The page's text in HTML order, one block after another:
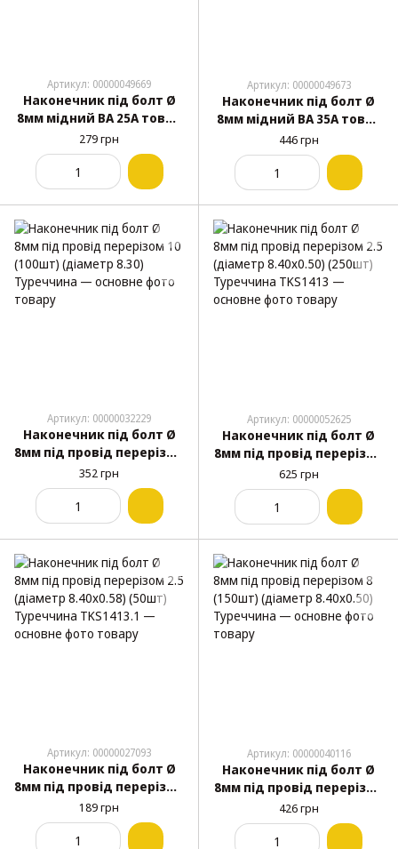
Артикул: 00000049669
Наконечник під болт Ø
8мм мідний ВА 25А товщ.
1.0мм (10шт) TKS
279 грн
Артикул: 00000049673
Наконечник під болт Ø
8мм мідний ВА 35А товщ.
1.5мм (10шт) TKS
446 грн
Артикул: 00000032229
Наконечник під болт Ø
8мм під провід перерізом
10 (100шт) (діаметр 8.30)
Туреччина
352 грн
Артикул: 00000052625
Наконечник під болт Ø
8мм під провід перерізом
2.5 (діаметр 8.40х0.50)
(250шт) Туреччина
TKS1413
625 грн
Артикул: 00000027093
Наконечник під болт Ø
8мм під провід перерізом
2.5 (діаметр 8.40х0.58)
(50шт) Туреччина
TKS1413.1
189 грн
Артикул: 00000040116
Наконечник під болт Ø
8мм під провід перерізом
8 (150шт) (діаметр
8.40х0.50) Туреччина
426 грн